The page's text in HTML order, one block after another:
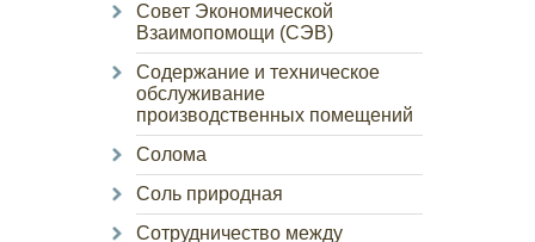
Совет Экономической
Взаимопомощи (СЭВ)
Содержание и техническое
обслуживание
производственных помещений
Солома
Соль природная
Сотрудничество между